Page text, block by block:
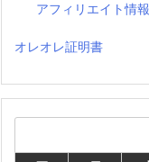
アフィリエイト情
オレオレ証明書